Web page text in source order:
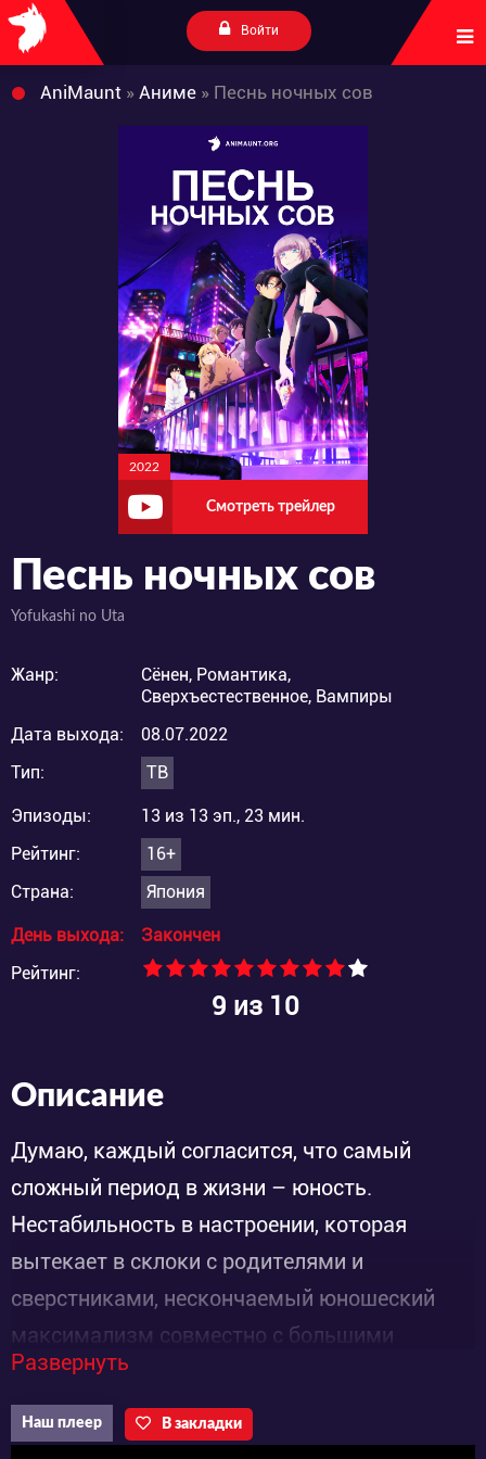
Войти
AniMaunt » Аниме » Песнь ночных сов
2022
Смотреть трейлер
Песнь ночных сов
Yofukashi no Uta
Жанр:
Сёнен, Романтика,
Сверхъестественное, Вампиры
Дата выхода:
08.07.2022
Тип:
ТВ
Эпизоды:
13 из 13 эп., 23 мин.
Рейтинг:
16+
Страна:
Япония
День выхода:
Закончен
Рейтинг:
9 из 10
Описание
Думаю, каждый согласится, что самый
сложный период в жизни – юность.
Нестабильность в настроении, которая
вытекает в склоки с родителями и
сверстниками, нескончаемый юношеский
максимализм совместно с большими
амбициями. Всё это способствует
постоянному стрессу, который чуть позже
плавно начинает перетекать в бессонницу.
Развернуть
Наш плеер В закладки